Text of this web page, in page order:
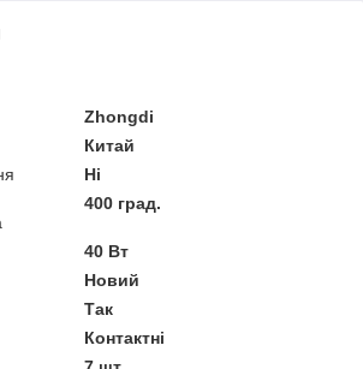
Zhongdi
Китай
Ні
400 град.
40 Вт
Новий
Так
Контактні